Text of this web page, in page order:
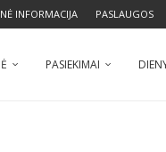
INFORMACIJA PASLAUGOS
PASIEKIMAI